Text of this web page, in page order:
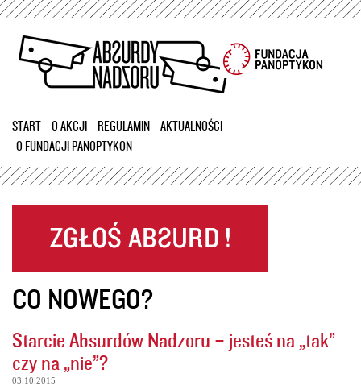
Przejdź
treści
START O AKCJI REGULAMIN
AKTUALNOŚCI
O FUNDACJI PANOPTYKON
CO NOWEGO?
Starcie Absurdów Nadzoru – jesteś na „tak”
czy na „nie”?
03.10.2015